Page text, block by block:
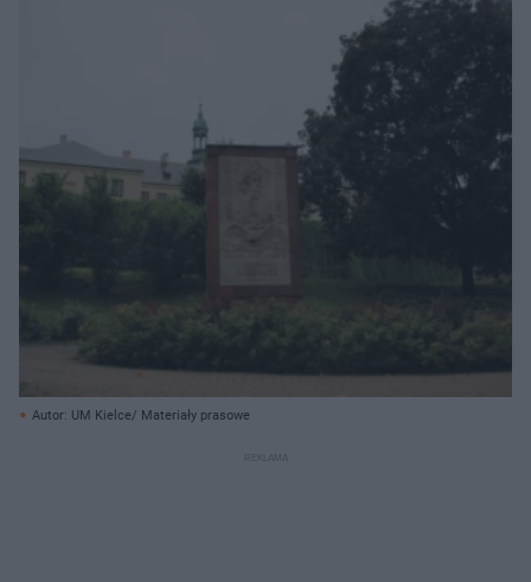
Autor: UM Kielce/ Materiały prasowe